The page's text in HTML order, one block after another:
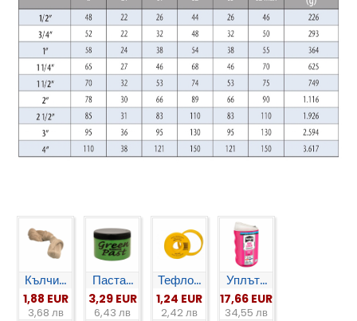
Кълчи...
1,88 EUR
3,68 лв
Паста...
3,29 EUR
6,43 лв
Тефло...
1,24 EUR
2,42 лв
Уплът...
17,66 EUR
34,55 лв